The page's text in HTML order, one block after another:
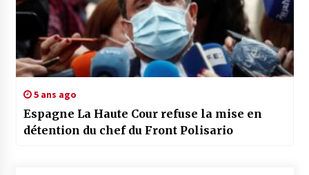
5 ans ago
Espagne La Haute Cour refuse la mise en
détention du chef du Front Polisario